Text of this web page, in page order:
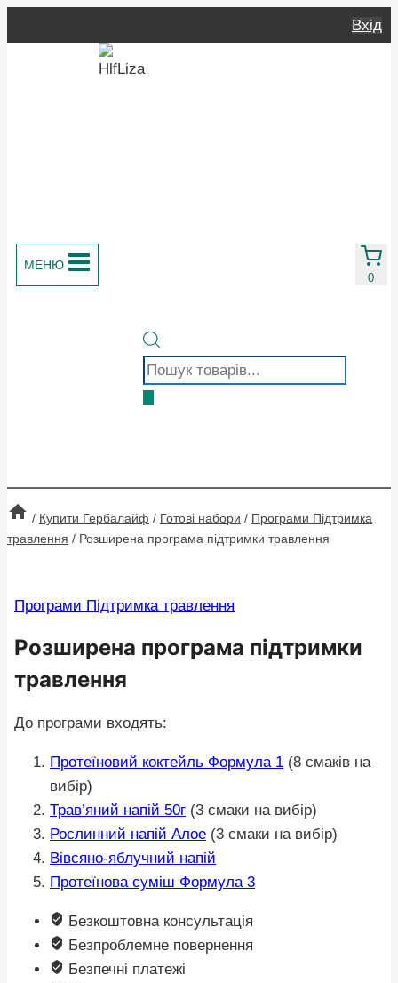
до
Вхід
МЕНЮ
Пошук
товарів
0
/ Купити Гербалайф / Готові набори / Програми Підтримка
травлення / Розширена програма підтримки травлення
Програми Підтримка травлення
Розширена програма підтримки
травлення
До програми входять:
Протеїновий коктейль Формула 1 (8 смаків на
вибір)
Трав’яний напій 50г (3 смаки на вибір)
Рослинний напій Алое (3 смаки на вибір)
Вівсяно-яблучний напій
Протеїнова суміш Формула 3
Безкоштовна консультація
Безпроблемне повернення
Безпечні платежі